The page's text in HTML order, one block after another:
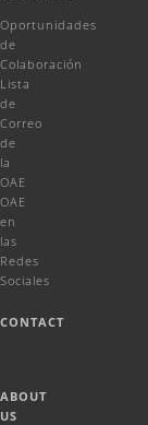
Oportunidades
de
Colaboración
Lista
de
Correo
de
la
OAE
OAE
en
las
Redes
Sociales
CONTACT
ABOUT
US